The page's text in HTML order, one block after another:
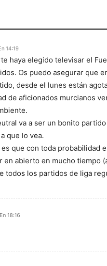
14:19
haya elegido televisar el
Os puedo asegurar que
desde el lunes están
de aficionados murcianos
va a ser un bonito
que lo vea.
que con toda probabilidad
en abierto en mucho tiempo
todos los partidos de liga
18:16